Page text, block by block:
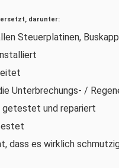
ersetzt, darunter:
Steuerplatinen,
Unterbrechungs- /
getestet und repariert
dass es wirklich